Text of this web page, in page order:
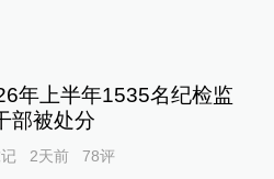
年上半年1535名纪检监
部被处分
2天前 78评